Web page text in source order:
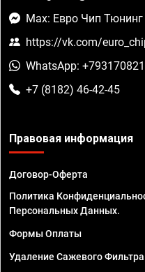
Max: Евро Чип Тюнинг
https://vk.com/
WhatsApp:
+7 (8182) 46-42-45
Правовая информация
Договор-Оферта
Политика
Персональных Данных.
Формы Оплаты
Удаление Сажевого